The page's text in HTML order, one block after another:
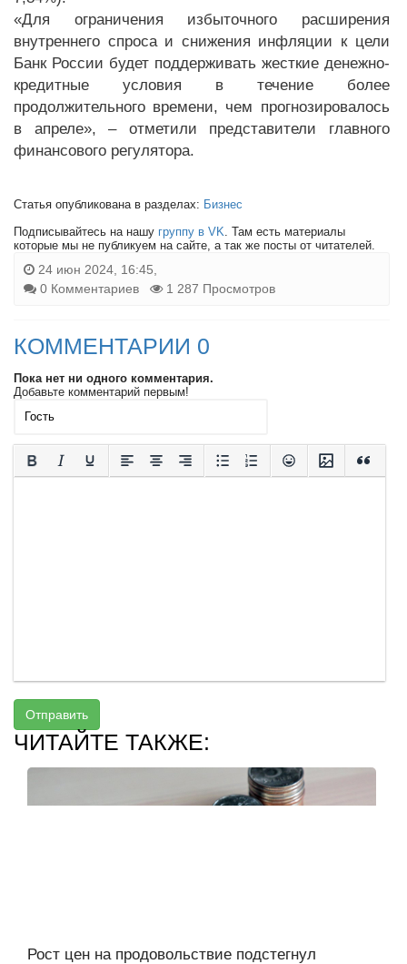
«Для ограничения избыточного расширения
внутреннего спроса и снижения инфляции к цели
Банк России будет поддерживать жесткие денежно-
кредитные условия в течение более
продолжительного времени, чем прогнозировалось
в апреле», – отметили представители главного
финансового регулятора.
Статья опубликована в разделах: Бизнес
Подписывайтесь на нашу группу в VK . Там есть материалы
которые мы не публикуем на сайте, а так же посты от читателей.
24 июн 2024, 16:45,
0 Комментариев
1 287 Просмотров
КОММЕНТАРИИ 0
Пока нет ни одного комментария.
Добавьте комментарий первым!
Отправить
ЧИТАЙТЕ ТАКЖЕ:
Рост цен на продовольствие подстегнул